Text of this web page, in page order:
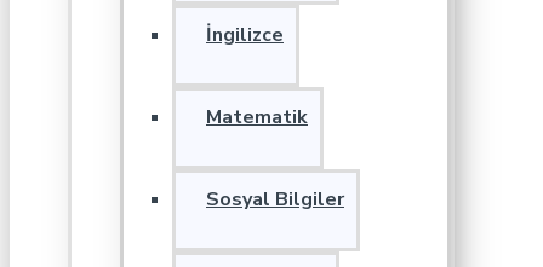
İngilizce
Matematik
Sosyal Bilgiler